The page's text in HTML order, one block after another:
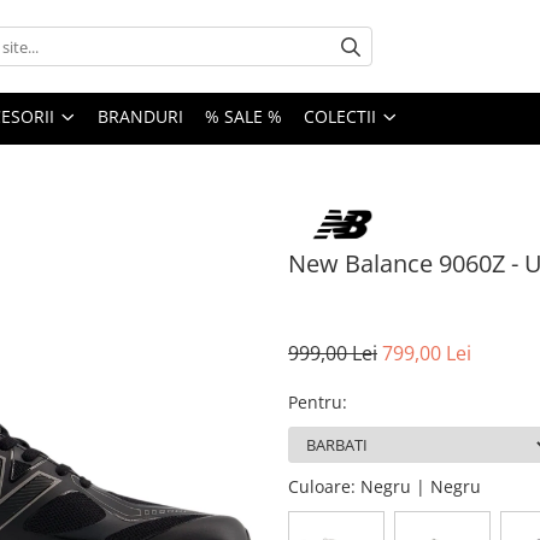
BRANDURI % SALE % COLECTII
New Balance 9060Z -
999,00 Lei799,00 Lei
Pentru:
Culoare: Negru | Negru